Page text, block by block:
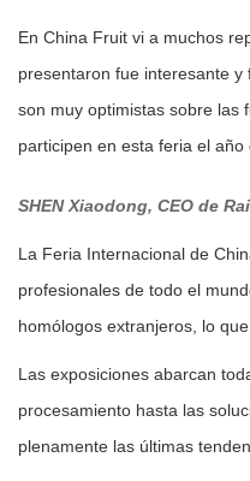
En China Fruit vi a muchos
presentaron fue interesante
son muy optimistas sobre las
participen en esta feria el año
SHEN Xiaodong, CEO de
La Feria Internacional de
profesionales de todo el
homólogos extranjeros, lo
Las exposiciones abarcan
procesamiento hasta las
plenamente las últimas